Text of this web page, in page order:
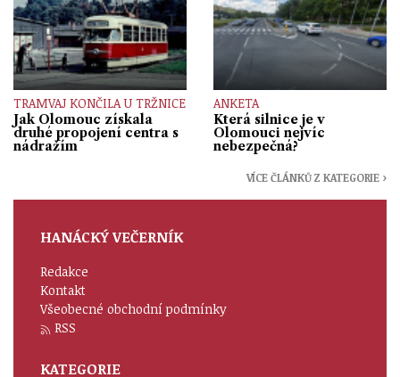
TRAMVAJ KONČILA U TRŽNICE
Jak Olomouc získala
druhé propojení centra s
nádražím
ANKETA
Která silnice je v
Olomouci nejvíc
nebezpečná?
VÍCE ČLÁNKŮ Z KATEGORIE ›
HANÁCKÝ VEČERNÍK
Redakce
Kontakt
Všeobecné obchodní podmínky
RSS
KATEGORIE